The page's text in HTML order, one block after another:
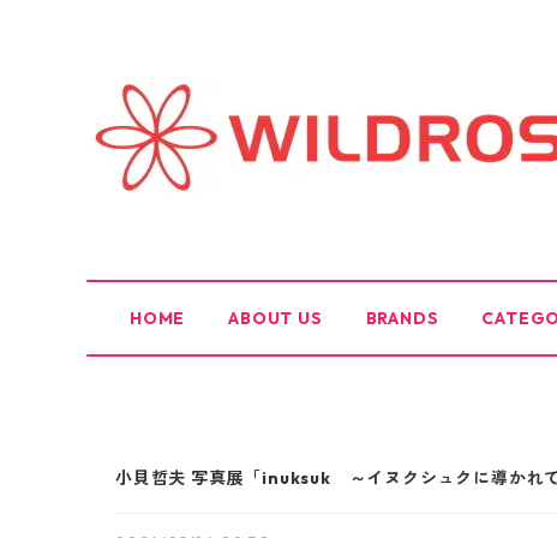
HOME ABOUT US BRANDS
小貝哲夫 写真展「inuksuk ～イヌクシュクに導かれ